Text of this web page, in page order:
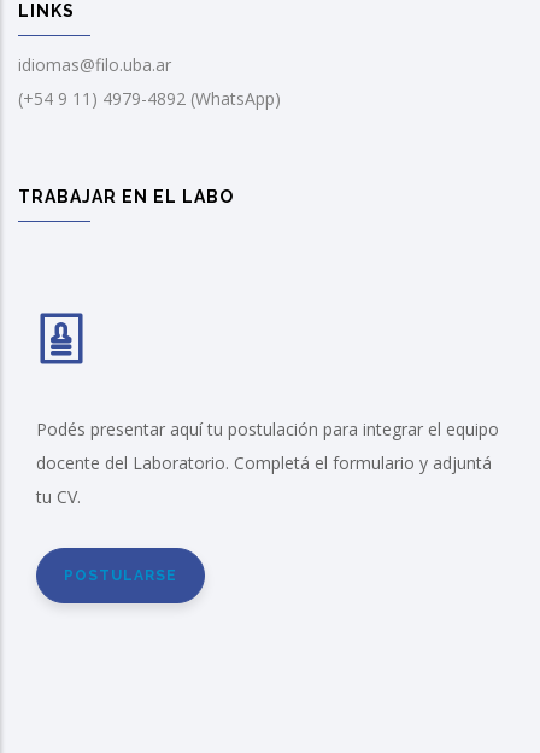
LINKS
idiomas@filo.uba.ar
(+54 9 11) 4979-4892 (WhatsApp)
TRABAJAR EN EL LABO
Podés presentar aquí tu postulación para integrar el equipo
docente del Laboratorio. Completá el formulario y adjuntá
tu CV.
POSTULARSE